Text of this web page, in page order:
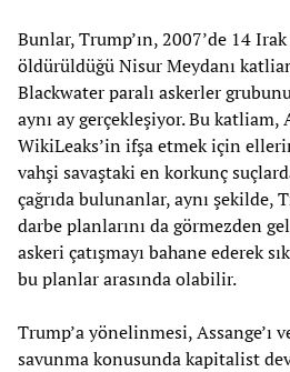
Bunlar, Trump’ın, 2007’de 14
öldürüldüğü Nisur Meydanı
Blackwater paralı askerler
aynı ay gerçekleşiyor. Bu katliam,
WikiLeaks’in ifşa etmek için
vahşi savaştaki en korkunç
çağrıda bulunanlar, aynı şekilde,
darbe planlarını da görmezden
askeri çatışmayı bahane ederek
bu planlar arasında olabilir.
Trump’a yönelinmesi, Assange’ı
savunma konusunda kapitalist